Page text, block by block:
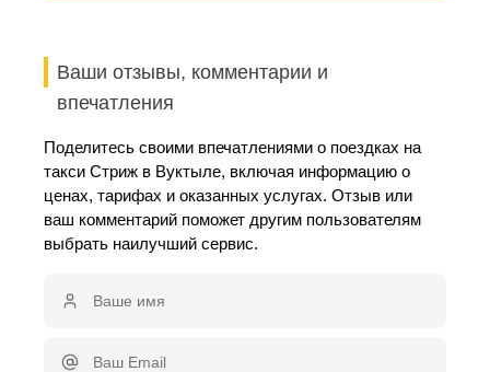
Ваши отзывы, комментарии и
впечатления
Поделитесь своими впечатлениями о поездках на
такси Стриж в Вуктыле, включая информацию о
ценах, тарифах и оказанных услугах. Отзыв или
ваш комментарий поможет другим пользователям
выбрать наилучший сервис.